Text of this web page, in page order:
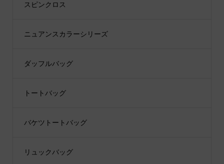
スピンクロス
ニュアンスカラーシリーズ
ダッフルバッグ
トートバッグ
バケツトートバッグ
リュックバッグ